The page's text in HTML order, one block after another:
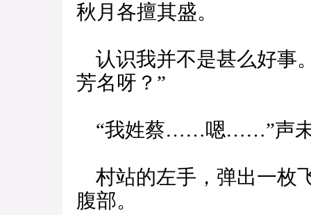
秋月各擅其盛。
认识我并不是甚么好事
芳名呀？”
“我姓蔡……嗯……”声未
村站的左手，弹出一枚
腹部。